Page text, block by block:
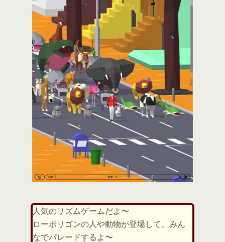
人気のリズムゲームだよ〜
ローポリゴンの人や動物が登場して、みん
なでパレードするよ〜